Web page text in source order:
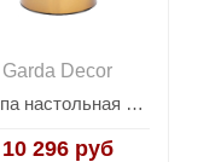
Garda Decor
Лампа настольная "Luna" K2KM1287T-1LW
10 296 руб